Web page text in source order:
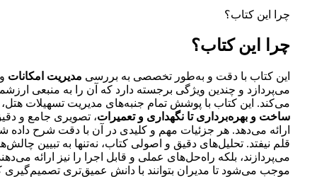
چرا این کتاب؟
چرا این کتاب؟
این کتاب با دقت و به‌طور تخصصی به بررسی مدیریت امکانات
می‌پردازد و چندین ویژگی برجسته دارد که آن را به منبعی
می‌کند. این کتاب با پوشش تمام جنبه‌های مدیریت تسهیلات
ساخت و بهره‌برداری تا نگهداری و تعمیرات، تصویری جامع و
ارائه می‌دهد. هر جزئیات مهم و کلیدی در آن با دقت شرح داده
قلم نیفتد. تحلیل‌های دقیق و اصولی کتاب، نه‌تنها به تبیین
می‌پردازند، بلکه راه‌حل‌های عملی و قابل اجرا را نیز ارائه
موجب می‌شود تا مدیران بتوانند با دانش عمیق‌تری تصمیم‌گیری